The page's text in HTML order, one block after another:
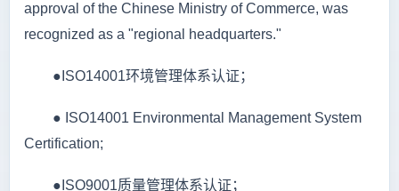
approval of the Chinese Ministry of Commerce, was
recognized as a "regional headquarters."
●ISO14001环境管理体系认证；
● ISO14001 Environmental Management System
Certification;
●ISO9001质量管理体系认证；